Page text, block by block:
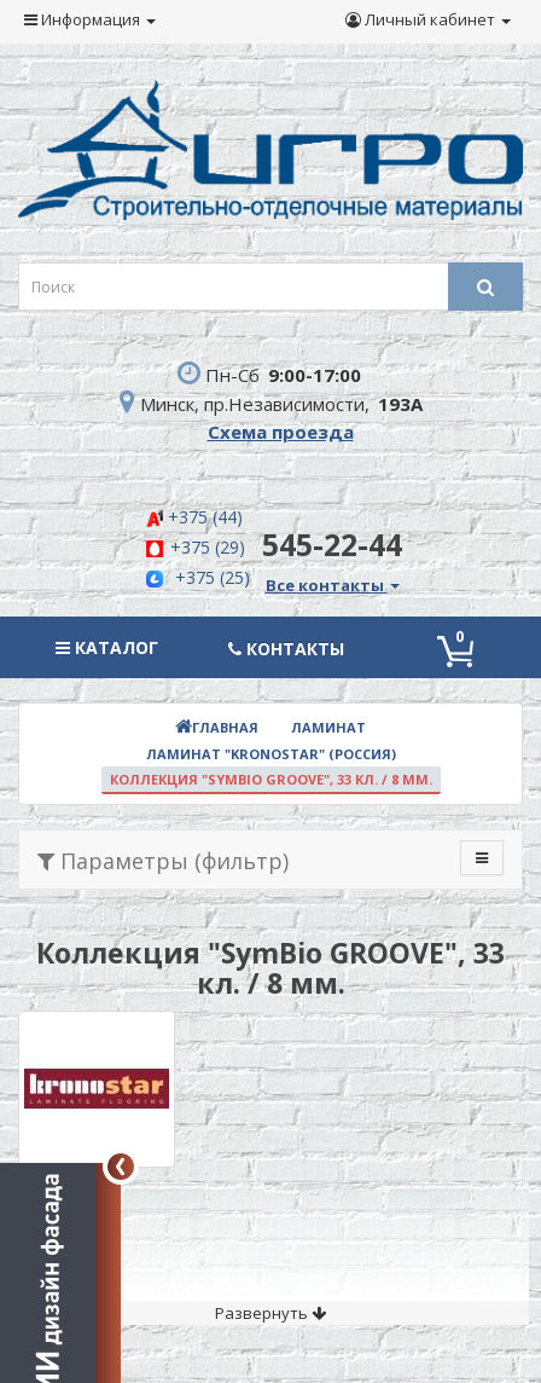
Информация Личный кабинет
Пн-Сб 9:00-17:00
Минск, пр.Независимости, 193А
Схема проезда
+375 (44)
+375 (29)
+375 (25)
545-22-44
Все контакты
КАТАЛОГ
КАТАЛОГ КОНТАКТЫ
0
ГЛАВНАЯ
ЛАМИНАТ
ЛАМИНАТ "KRONOSTAR" (РОССИЯ)
КОЛЛЕКЦИЯ "SYMBIO GROOVE", 33 КЛ. / 8 ММ.
Параметры (фильтр)
Коллекция "SymBio GROOVE", 33
кл. / 8 мм.
Развернуть